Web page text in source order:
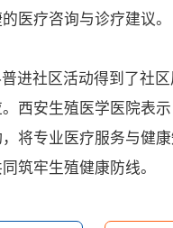
医疗咨询与诊疗建议。
进社区活动得到了社区
西安生殖医学医院表
将专业医疗服务与健
筑牢生殖健康防线。